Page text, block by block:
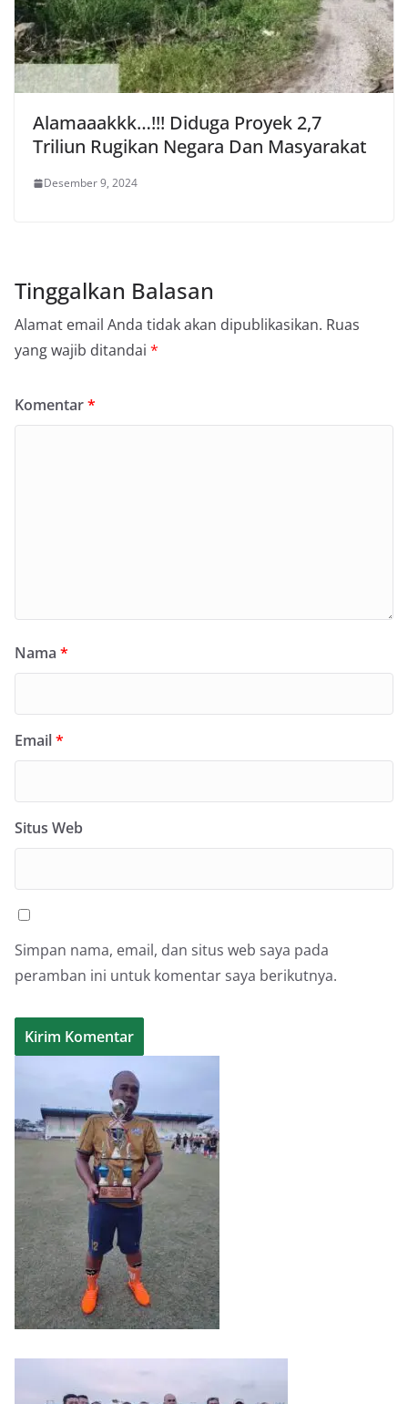
Alamaaakkk…!!! Diduga Proyek 2,7
Triliun Rugikan Negara Dan Masyarakat
Desember 9, 2024
Tinggalkan Balasan
Alamat email Anda tidak akan dipublikasikan. Ruas
yang wajib ditandai *
Komentar*
Nama *
Email*
Situs Web
Simpan nama, email, dan situs web saya pada
peramban ini untuk komentar saya berikutnya.